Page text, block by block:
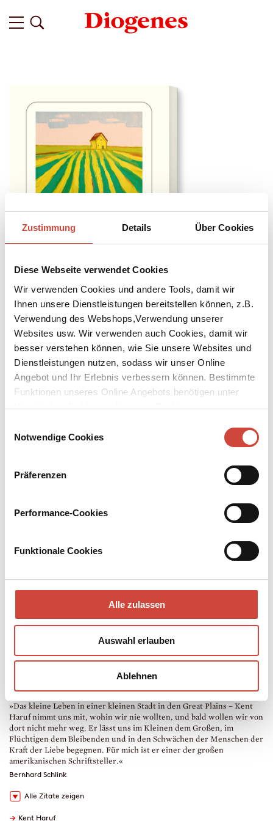
Zustimmung Details Über Cookies
Diese Webseite verwendet Cookies
Wir verwenden Cookies und andere Tools, damit wir
Ihnen unsere Dienstleistungen bereitstellen können, z.B.
Verwendung des Webshops,Verwendung unserer
Websites usw. Wir verwenden auch Cookies, damit wir
besser verstehen können, wie Sie unsere Websites und
Dienstleistungen nutzen, sodass wir unser Online
Angebot und Ihr Erlebnis verbessern können. Bestimmte
Funktionen unseres Online Angebots benötigen unter
Umständen die Verwendung von Cookies von
Notwendige Cookies
Präferenzen
Performance-Cookies
Funktionale Cookies
Alle zulassen
Auswahl erlauben
Ablehnen
Kaufen
Lied der Weite
Aus dem amerikanischen Englisch von Rudolf Hermstein
Tür gesetzt. Da überredet ihre Lehrerin Maggie die Brüder
aufzunehmen. Ein erst widerwilliger Akt der Güte, der das Leben
von sieben Menschen in der Kleinstadt Holt in Colorado
Mehr zum Inhalt
Taschenbuch
978-3-257-24503-5
€ (D) 15.00 / sFr 20.00* / € (A) 15.50
* unverb. Preisempfehlung
< >
»Das kleine Leben in einer kleinen Stadt in den Great Plains – Kent
Haruf nimmt uns mit, wohin wir nie wollten, und bald wollen wir von
dort nicht mehr weg. Er lässt uns im Kleinen dem Großen, im
Flüchtigen dem Bleibenden und in den Schwächen der Menschen der
Kraft der Liebe begegnen. Für mich ist er einer der großen
amerikanischen Schriftsteller.«
Bernhard Schlink
Alle Zitate zeigen
→ Kent Haruf